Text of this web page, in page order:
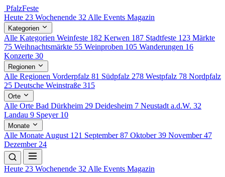
PfalzFeste
Heute 23 Wochenende 32 Alle Events Magazin
Kategorien
Alle Kategorien Weinfeste 182 Kerwen 187 Stadtfeste 123 Märkte
75 Weihnachtsmärkte 55 Weinproben 105 Wanderungen 16
Konzerte 30
Regionen
Alle Regionen Vorderpfalz 81 Südpfalz 278 Westpfalz 78 Nordpfalz
25 Deutsche Weinstraße 315
Orte
Alle Orte Bad Dürkheim 29 Deidesheim 7 Neustadt a.d.W. 32
Landau 9 Speyer 10
Monate
Alle Monate August 121 September87 Oktober39 November47
Dezember 24
Heute 23 Wochenende 32 Alle Events Magazin